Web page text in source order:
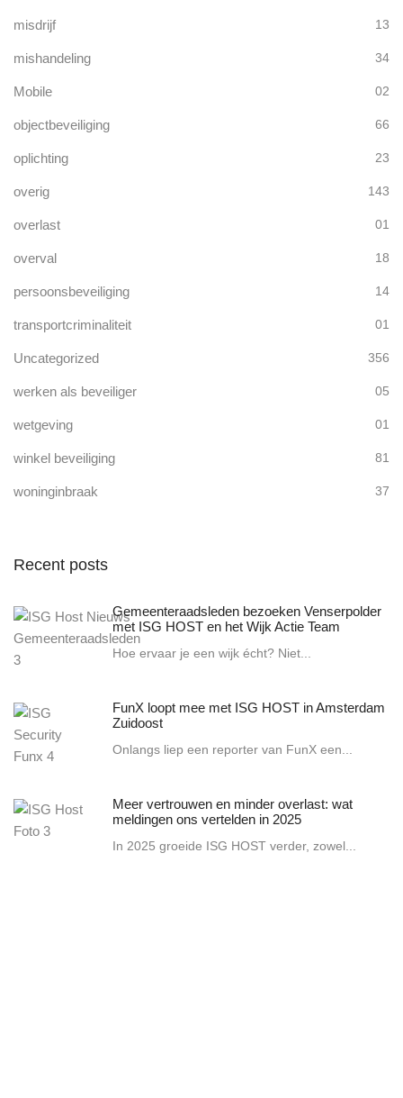
misdrijf 13
mishandeling 34
Mobile 02
objectbeveiliging 66
oplichting 23
overig 143
overlast 01
overval 18
persoonsbeveiliging 14
transportcriminaliteit 01
Uncategorized 356
werken als beveiliger 05
wetgeving 01
winkel beveiliging 81
woninginbraak 37
Recent posts
Gemeenteraadsleden bezoeken Venserpolder
met ISG HOST en het Wijk Actie Team
Hoe ervaar je een wijk écht? Niet...
FunX loopt mee met ISG HOST in Amsterdam
Zuidoost
Onlangs liep een reporter van FunX een...
Meer vertrouwen en minder overlast: wat
meldingen ons vertelden in 2025
In 2025 groeide ISG HOST verder, zowel...